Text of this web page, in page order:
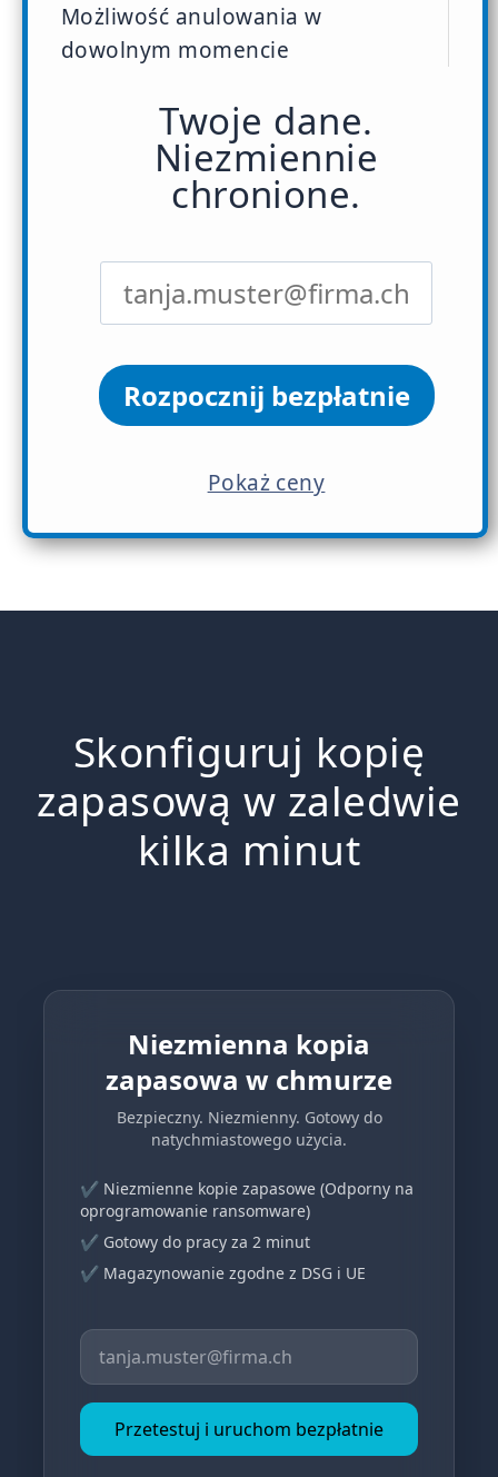
Możliwość anulowania w
dowolnym momencie
Twoje dane.
Niezmiennie
chronione.
Rozpocznij bezpłatnie
Pokaż ceny
Skonfiguruj kopię
zapasową w zaledwie
kilka minut